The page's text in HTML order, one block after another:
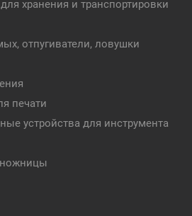
хранения и транспортировки
отпугиватели, ловушки
печати
устройства для инструмента